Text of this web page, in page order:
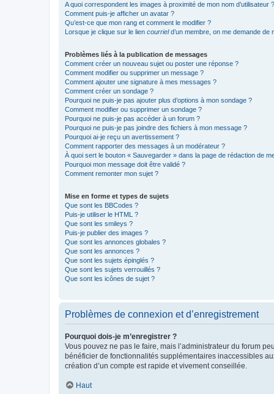
A quoi correspondent les images à proximité de mon nom d’utilisateur ?
Comment puis-je afficher un avatar ?
Qu’est-ce que mon rang et comment le modifier ?
Lorsque je clique sur le lien courrield’un membre, on me demande de
Problèmes liés à la publication de messages
Comment créer un nouveau sujet ou poster une réponse ?
Comment modifier ou supprimer un message ?
Comment ajouter une signature à mes messages ?
Comment créer un sondage ?
Pourquoi ne puis-je pas ajouter plus d’options à mon sondage ?
Comment modifier ou supprimer un sondage ?
Pourquoi ne puis-je pas accéder à un forum ?
Pourquoi ne puis-je pas joindre des fichiers à mon message ?
Pourquoi ai-je reçu un avertissement ?
Comment rapporter des messages à un modérateur ?
À quoi sert le bouton « Sauvegarder » dans la page de rédaction de
Pourquoi mon message doit être validé ?
Comment remonter mon sujet ?
Mise en forme et types de sujets
Que sont les BBCodes ?
Puis-je utiliser le HTML ?
Que sont les smileys ?
Puis-je publier des images ?
Que sont les annonces globales ?
Que sont les annonces ?
Que sont les sujets épinglés ?
Que sont les sujets verrouillés ?
Que sont les icônes de sujet ?
Problèmes de connexion et d’enregistrement
Pourquoi dois-je m’enregistrer ?
Vous pouvez ne pas le faire, mais l’administrateur du forum
bénéficier de fonctionnalités supplémentaires inaccessibles
création d’un compte est rapide et vivement conseillée.
Haut